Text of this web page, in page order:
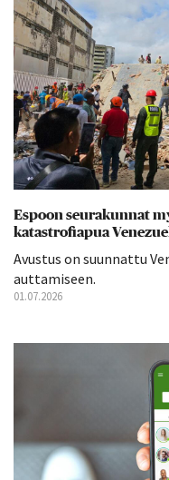
Espoon seurakunnat
katastrofiapua
Avustus on suunnattu
auttamiseen.
01.07.2026